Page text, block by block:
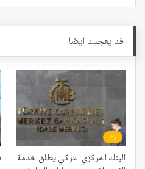
قد يعجبك ايضا
تركيا
البنك المركزي التركي يطلق خدمة